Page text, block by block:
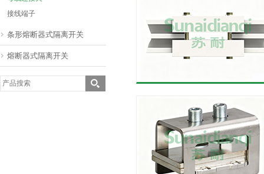
接线端子
条形熔断器式隔离开关
熔断器式隔离开关